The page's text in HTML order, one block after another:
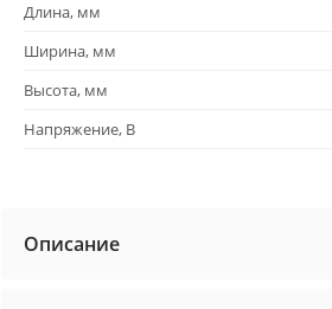
Длина, мм
Ширина, мм
Высота, мм
Напряжение, В
Описание